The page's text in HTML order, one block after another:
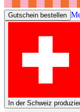
Gutschein bestellen
In der Schweiz